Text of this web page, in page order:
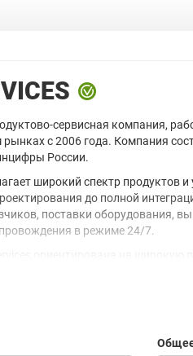
сервисная компания,
с 2006 года. Компания
России.
широкий спектр продуктов и
до полной
поставки оборудования,
в режиме 24/7.
с ними, эксперты компании
по таким направлениям,
трансформация и